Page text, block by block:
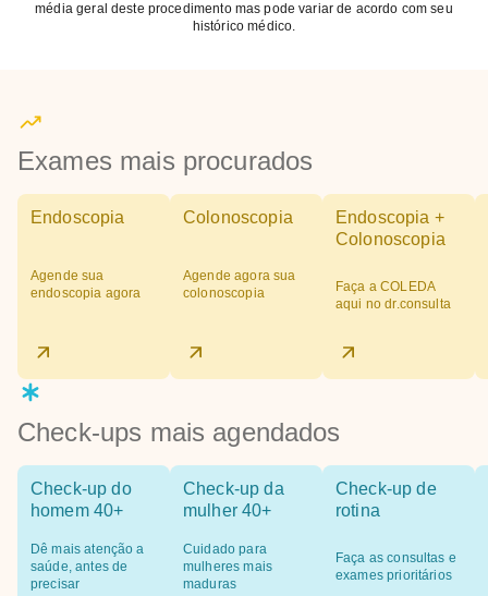
média geral deste procedimento mas pode variar de acordo com seu
histórico médico.
Exames mais procurados
Endoscopia
Agende sua
endoscopia agora
Colonoscopia
Agende agora sua
colonoscopia
Endoscopia +
Colonoscopia
Faça a COLEDA
aqui no dr.consulta
Check-ups mais agendados
Check-up do
homem 40+
Dê mais atenção a
saúde, antes de
precisar
Check-up da
mulher 40+
Cuidado para
mulheres mais
maduras
Check-up de
rotina
Faça as consultas e
exames prioritários